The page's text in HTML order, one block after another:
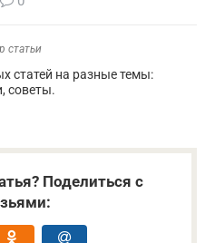
статьи
статей на разные темы:
советы.
Поделиться с